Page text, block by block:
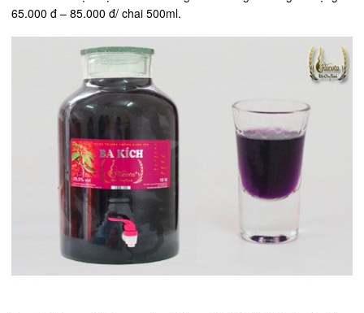
65.000 đ – 85.000 đ/ chai 500ml.